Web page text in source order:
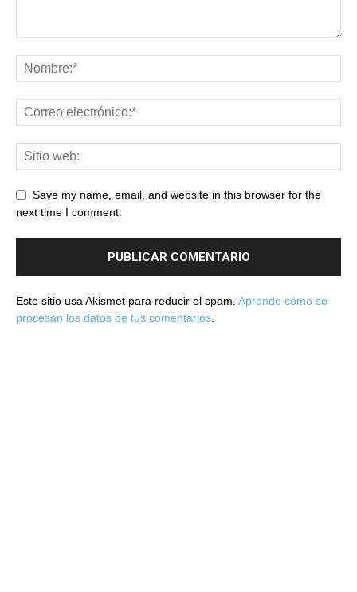
Save my name, email, and website in this browser for the
next time I comment.
Este sitio usa Akismet para reducir el spam. Aprende cómo se
procesan los datos de tus comentarios